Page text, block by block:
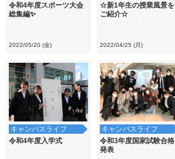
令和4年度スポーツ大会
総集編✨
2022/05/20 (金)
☆新1年生の授業風景を
ご紹介☆
2022/04/25 (月)
キャンパスライフ
令和4年度入学式
キャンパスライフ
令和3年度国家試験合格
発表